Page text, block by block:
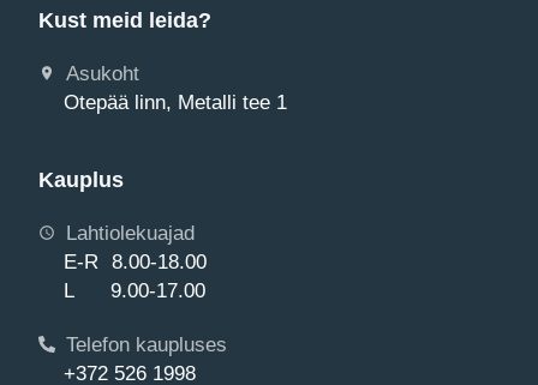
Kust meid leida?
Asukoht
Otepää linn, Metalli tee 1
Kauplus
Lahtiolekuajad
E-R 8.00-18.00
L 9.00-17.00
Telefon kaupluses
+372 526 1998